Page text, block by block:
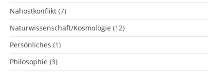
Nahostkonflikt (7)
Naturwissenschaft/Kosmologie (12)
Persönliches (1)
Philosophie (3)